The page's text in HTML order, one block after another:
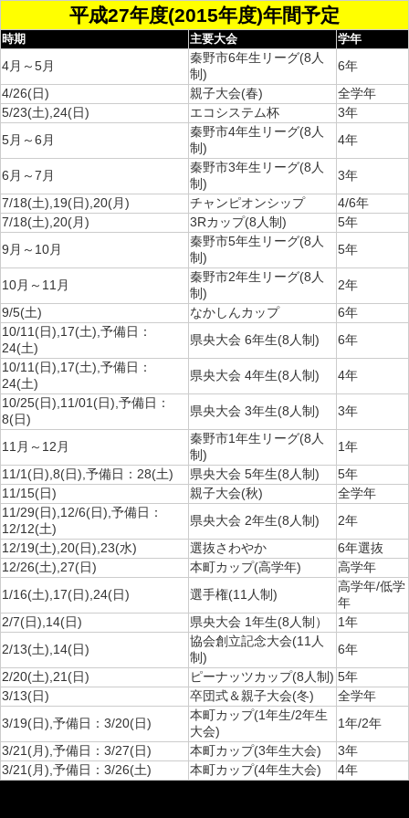
平成27年度(2015年度)年間予定
時期 主要大会 学年
4月～5月
秦野市6年生リーグ(8人
制)
6年
4/26(日)
親子大会(春)
全学年
5/23(土),24(日)
エコシステム杯
3年
5月～6月
秦野市4年生リーグ(8人
制)
4年
6月～7月
秦野市3年生リーグ(8人
制)
3年
7/18(土),19(日),20(月)
チャンピオンシップ
4/6年
7/18(土),20(月)
3Rカップ(8人制)
5年
9月～10月
秦野市5年生リーグ(8人
制)
5年
10月～11月
秦野市2年生リーグ(8人
制)
2年
9/5(土)
なかしんカップ
6年
10/11(日),17(土),予備日：
24(土)
県央大会 6年生(8人制)
6年
10/11(日),17(土),予備日：
24(土)
県央大会 4年生(8人制)
4年
10/25(日),11/01(日),予備日：
8(日)
県央大会 3年生(8人制) 3年
11月～12月
秦野市1年生リーグ(8人
制)
1年
11/1(日),8(日),予備日：28(土)
県央大会 5年生(8人制)
5年
11/15(日)
親子大会(秋)
全学年
11/29(日),12/6(日),予備日：
12/12(土)
県央大会 2年生(8人制)
2年
12/19(土),20(日),23(水)
選抜さわやか
6年選抜
12/26(土),27(日)
本町カップ(高学年)
高学年
1/16(土),17(日),24(日)
選手権(11人制)
高学年/低学
年
2/7(日),14(日)
県央大会 1年生(8人制）
1年
2/13(土),14(日)
協会創立記念大会(11人
制)
6年
2/20(土),21(日)
ピーナッツカップ(8人制) 5年
3/13(日)
卒団式＆親子大会(冬)
全学年
3/19(日),予備日：3/20(日)
本町カップ(1年生/2年生
大会)
1年/2年
3/21(月),予備日：3/27(日)
本町カップ(3年生大会)
3年
3/21(月),予備日：3/26(土)
本町カップ(4年生大会) 4年